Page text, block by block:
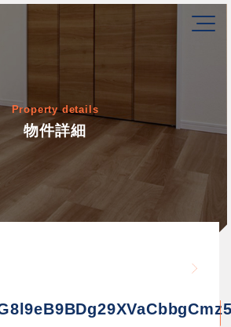
Property details
物件詳細
/home/newerakk/